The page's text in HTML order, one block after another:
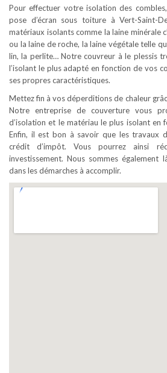
Pour effectuer votre isolation des
pose d’écran sous toiture à Vert-Saint-
matériaux isolants comme la laine minérale
ou la laine de roche, la laine végétale telle
lin, la perlite… Notre couvreur à le plessis
l’isolant le plus adapté en fonction de vos
ses propres caractéristiques.
Mettez fin à vos déperditions de chaleur
Notre entreprise de couverture vous
d’isolation et le matériau le plus isolant en
Enfin, il est bon à savoir que les travaux
crédit d’impôt. Vous pourrez ainsi
investissement. Nous sommes également
dans les démarches à accomplir.